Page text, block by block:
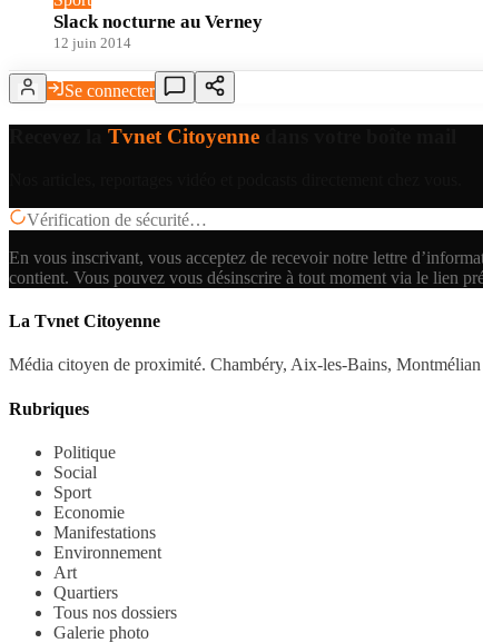
Slack nocturne au Verney
12 juin 2014
Se connecter
Tvnet Citoyenne
Vérification de sécurité…
En vous inscrivant, vous acceptez de recevoir notre lettre
contient. Vous pouvez vous désinscrire à tout moment via le lien
La Tvnet Citoyenne
Média citoyen de proximité. Chambéry, Aix-les-Bains,
Rubriques
Politique
Social
Sport
Economie
Manifestations
Environnement
Art
Quartiers
Tous nos dossiers
Galerie photo